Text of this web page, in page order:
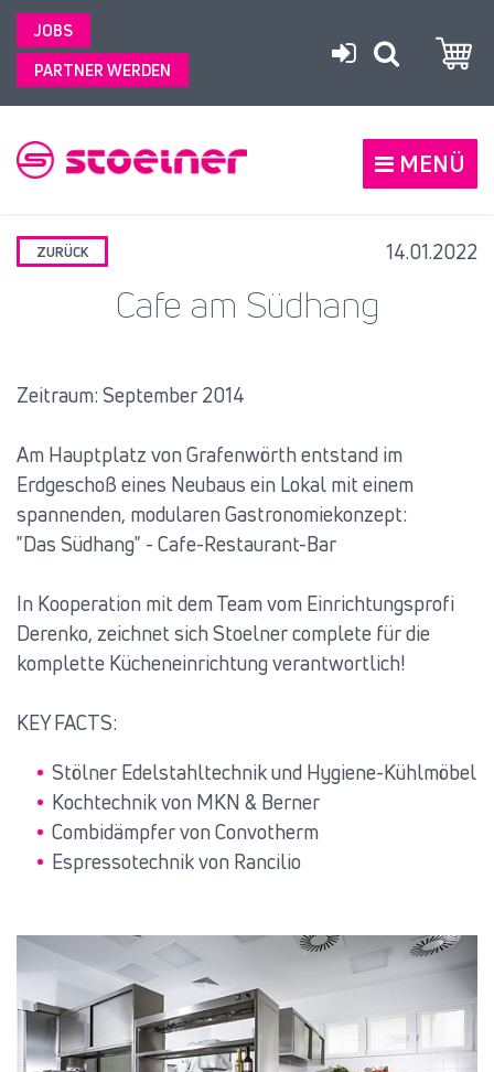
JOBS
PARTNER WERDEN
MENÜ
ZURÜCK 14.01.2022
Cafe am Südhang
Zeitraum: September 2014
Am Hauptplatz von Grafenwörth entstand im
Erdgeschoß eines Neubaus ein Lokal mit einem
spannenden, modularen Gastronomiekonzept:
"Das Südhang" - Cafe-Restaurant-Bar
In Kooperation mit dem Team vom Einrichtungsprofi
Derenko, zeichnet sich Stoelner complete für die
komplette Kücheneinrichtung verantwortlich!
KEY FACTS:
Stölner Edelstahltechnik und Hygiene-Kühlmöbel
Kochtechnik von MKN & Berner
Combidämpfer von Convotherm
Espressotechnik von Rancilio